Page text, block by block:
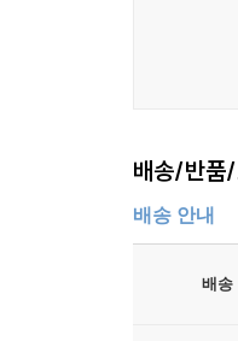
02_ 쿠키
03_ 로컬 저
04_ 세션 저
05_ 모두 합
배송/반품/
배송 안내
배송